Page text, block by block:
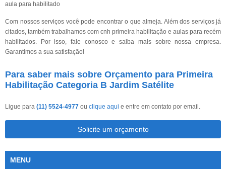
aula para habilitado
Com nossos serviços você pode encontrar o que almeja. Além dos serviços já
citados, também trabalhamos com cnh primeira habilitação e aulas para recém
habilitados. Por isso, fale conosco e saiba mais sobre nossa empresa.
Garantimos a sua satisfação!
Para saber mais sobre Orçamento para Primeira
Habilitação Categoria B Jardim Satélite
Ligue para (11) 5524-4977 ou clique aqui e entre em contato por email.
Solicite um orçamento
MENU